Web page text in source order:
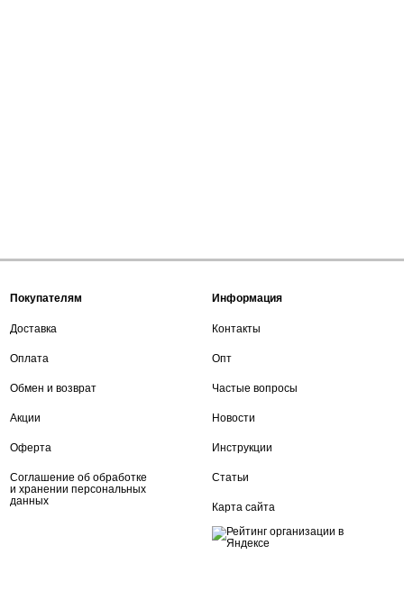
Покупателям
Доставка
Оплата
Обмен и возврат
Акции
Оферта
Соглашение об обработке
и хранении персональных
данных
Информация
Контакты
Опт
Частые вопросы
Новости
Инструкции
Статьи
Карта сайта